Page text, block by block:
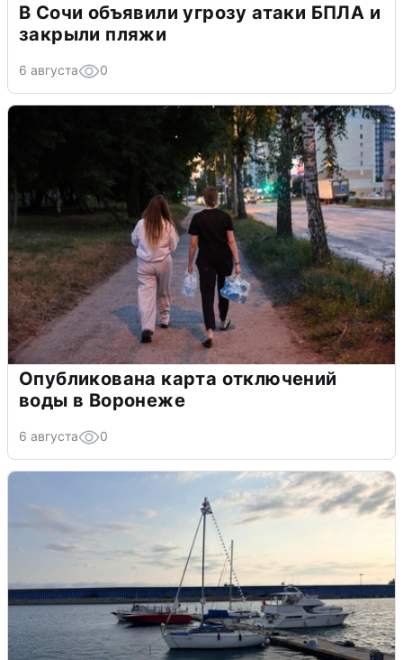
В Сочи объявили угрозу атаки БПЛА и
закрыли пляжи
6 августа 0
Опубликована карта отключений
воды в Воронеже
6 августа 0